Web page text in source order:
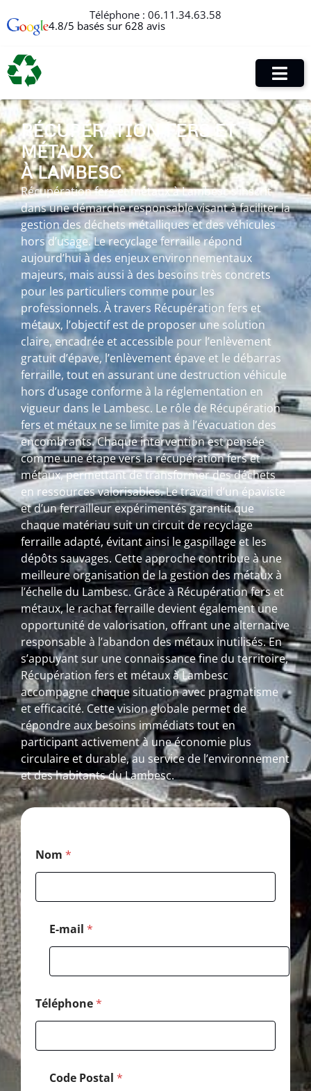
Téléphone : 06.11.34.63.58
4.8/5 basés sur 628 avis
RÉCUPÉRATION FERS ET
MÉTAUX
À LAMBESC
Récupération fers et métaux à Lambesc s’inscrit
dans une démarche responsable visant à faciliter la
gestion des déchets métalliques et des véhicules
hors d’usage. Le recyclage ferraille répond
aujourd’hui à des enjeux environnementaux
majeurs, mais aussi à des besoins très concrets
pour les particuliers comme pour les
professionnels. À travers Récupération fers et
métaux, l’objectif est de proposer une solution
claire, encadrée et accessible pour l’enlèvement
gratuit d’épave, l’enlèvement épave et le débarras
ferraille, tout en assurant une destruction véhicule
hors d’usage conforme à la réglementation en
vigueur dans le Lambesc. Le rôle de Récupération
fers et métaux ne se limite pas à l’évacuation des
encombrants. Chaque intervention est pensée
comme une étape vers la récupération fers et
métaux, permettant de transformer des déchets
en ressources valorisables. Le travail d’un épaviste
et d’un ferrailleur expérimentés garantit que
chaque matériau suit un circuit de recyclage
ferraille adapté, évitant ainsi le gaspillage et les
dépôts sauvages. Cette approche contribue à une
meilleure organisation de la gestion des métaux à
l’échelle du Lambesc. Grâce à Récupération fers et
métaux, le rachat ferraille devient également une
opportunité de valorisation, offrant une alternative
responsable à l’abandon des métaux inutilisés. En
s’appuyant sur une connaissance fine du territoire,
Récupération fers et métaux à Lambesc
accompagne chaque situation avec pragmatisme
et efficacité. Cette vision globale permet de
répondre aux besoins immédiats tout en
participant activement à une économie plus
circulaire et durable, au service de l’environnement
et des habitants du Lambesc.
Nom *
E-mail *
Téléphone*
Code Postal *
m
s
*